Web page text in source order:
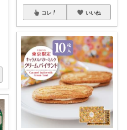
コレ いいね